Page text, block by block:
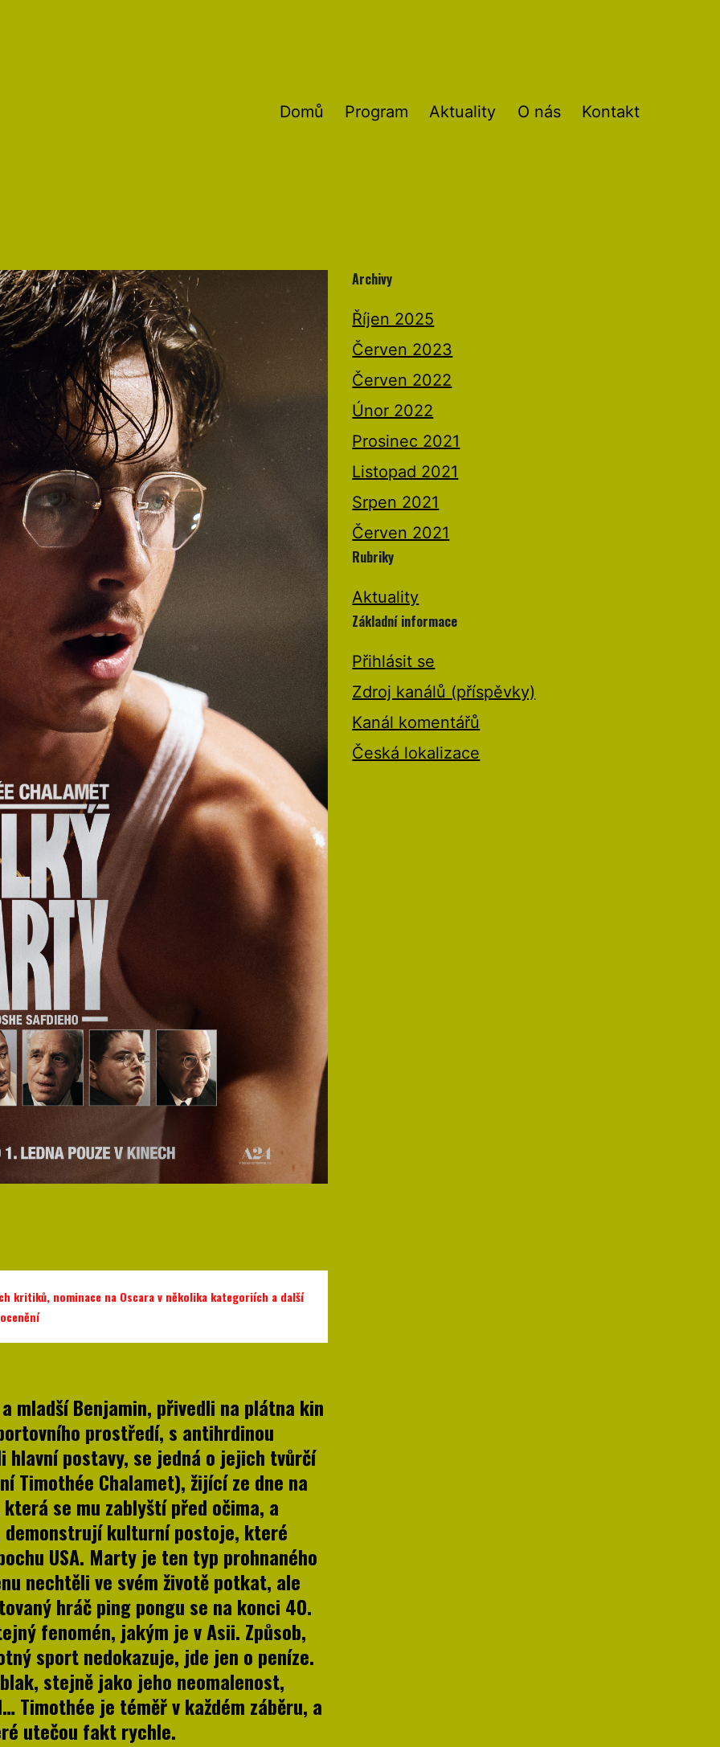
Domů Program Aktuality O nás Kontakt
kritiků, nominace na Oscara v několika kategoriích a další
ocenění
mladší Benjamin, přivedli na plátna kin
prostředí, s antihrdinou
postavy, se jedná o jejich tvůrčí
Timothée Chalamet), žijící ze dne na
se mu zablyští před očima, a
demonstrují kulturní postoje, které
USA. Marty je ten typ prohnaného
nechtěli ve svém životě potkat, ale
hráč ping pongu se na konci 40.
fenomén, jakým je v Asii. Způsob,
sport nedokazuje, jde jen o peníze.
stejně jako jeho neomalenost,
je téměř v každém záběru, a
utečou fakt rychle.
Archivy
Říjen 2025
Červen 2023
Červen 2022
Únor 2022
Prosinec 2021
Listopad 2021
Srpen 2021
Červen 2021
Rubriky
Aktuality
Základní informace
Přihlásit se
Zdroj kanálů (příspěvky)
Kanál komentářů
Česká lokalizace